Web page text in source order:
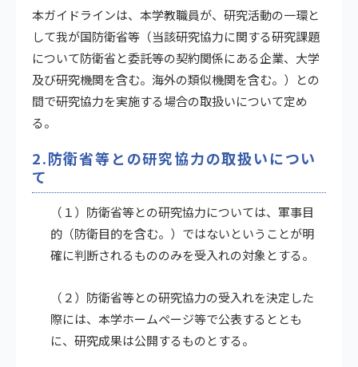
本ガイドラインは、本学教職員が、研究活動の一環と
して我が国防衛省等（当該研究協力に関する研究課題
について防衛省と委託等の契約関係にある企業、大学
及び研究機関を含む。海外の類似機関を含む。）との
間で研究協力を実施する場合の取扱いについて定め
る。
2.防衛省等との研究協力の取扱いについ
て
（１）防衛省等との研究協力については、軍事目
的（防衛目的を含む。）ではないということが明
確に判断されるもののみを受入れの対象とする。
（２）防衛省等との研究協力の受入れを決定した
際には、本学ホームページ等で公表するととも
に、研究成果は公開するものとする。